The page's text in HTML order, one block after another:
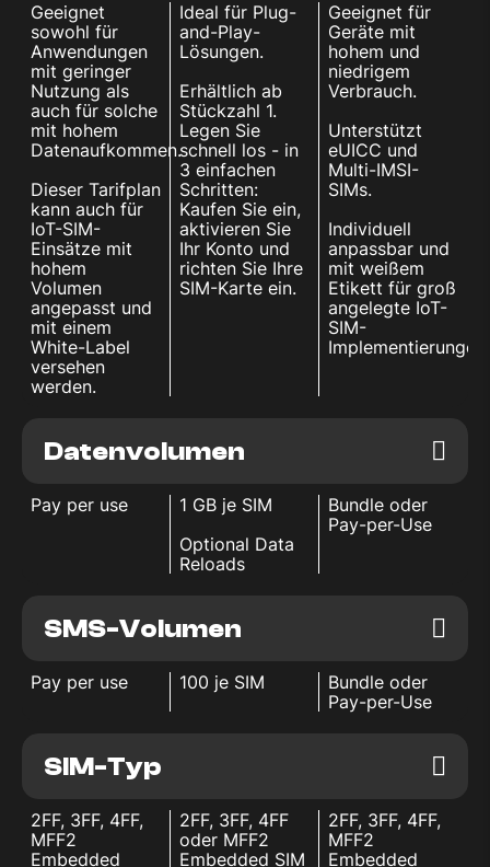
Geeignet
sowohl für
Anwendungen
mit geringer
Nutzung als
auch für solche
mit hohem
Datenaufkommen.
Dieser Tarifplan
kann auch für
IoT-SIM-
Einsätze mit
hohem
Volumen
angepasst und
mit einem
White-Label
versehen
werden.
Ideal für Plug-
and-Play-
Lösungen.
Erhältlich ab
Stückzahl 1.
Legen Sie
schnell los - in
3 einfachen
Schritten:
Kaufen Sie ein,
aktivieren Sie
Ihr Konto und
richten Sie Ihre
SIM-Karte ein.
Geeignet für
Geräte mit
hohem und
niedrigem
Verbrauch.
Unterstützt
eUICC und
Multi-IMSI-
SIMs.
Individuell
anpassbar und
mit weißem
Etikett für groß
angelegte IoT-
SIM-
Implementierungen.
Datenvolumen
Pay per use
1 GB je SIM
Optional Data
Reloads
Bundle oder
Pay-per-Use
SMS-Volumen
Pay per use 100 je SIM
Bundle oder
Pay-per-Use
SIM-Typ
2FF, 3FF, 4FF,
MFF2
Embedded
2FF, 3FF, 4FF
oder MFF2
Embedded SIM
2FF, 3FF, 4FF,
MFF2
Embedded